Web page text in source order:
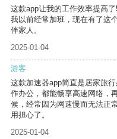
这款app让我的工作效率提高
我以前经常加班，现在有了这
伴家人。
2025-01-04
游客
这款加速器app简直是居家旅
作办公，都能畅享高速网络，
候，经常因为网速慢而无法正
用担心了。
2025-01-04